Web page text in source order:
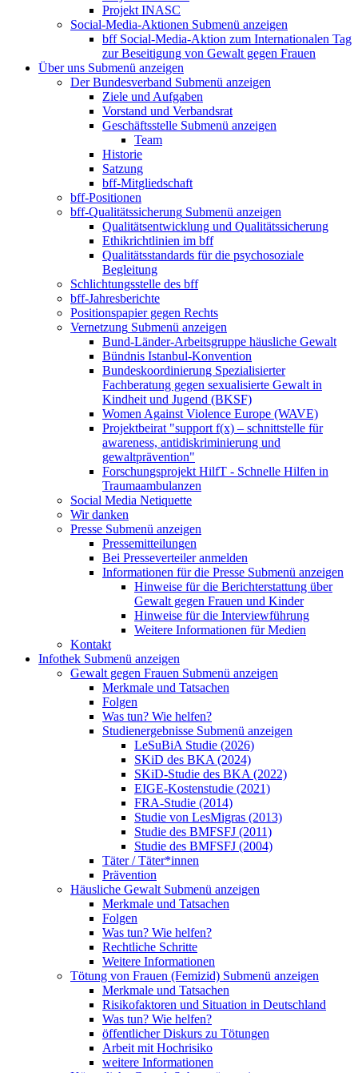
Projekt INASC
Social-Media-Aktionen Submenü anzeigen
bff Social-Media-Aktion zum Internationalen Tag
zur Beseitigung von Gewalt gegen Frauen
Über uns Submenü anzeigen
Der Bundesverband Submenü anzeigen
Ziele und Aufgaben
Vorstand und Verbandsrat
Geschäftsstelle Submenü anzeigen
Team
Historie
Satzung
bff-Mitgliedschaft
bff-Positionen
bff-Qualitätssicherung Submenü anzeigen
Qualitätsentwicklung und Qualitätssicherung
Ethikrichtlinien im bff
Qualitätsstandards für die psychosoziale
Begleitung
Schlichtungsstelle des bff
bff-Jahresberichte
Positionspapier gegen Rechts
Vernetzung Submenü anzeigen
Bund-Länder-Arbeitsgruppe häusliche Gewalt
Bündnis Istanbul-Konvention
Bundeskoordinierung Spezialisierter
Fachberatung gegen sexualisierte Gewalt in
Kindheit und Jugend (BKSF)
Women Against Violence Europe (WAVE)
Projektbeirat "support f(x) – schnittstelle für
awareness, antidiskriminierung und
gewaltprävention"
Forschungsprojekt HilfT - Schnelle Hilfen in
Traumaambulanzen
Social Media Netiquette
Wir danken
Presse Submenü anzeigen
Pressemitteilungen
Bei Presseverteiler anmelden
Informationen für die Presse Submenü anzeigen
Hinweise für die Berichterstattung über
Gewalt gegen Frauen und Kinder
Hinweise für die Interviewführung
Weitere Informationen für Medien
Kontakt
Infothek Submenü anzeigen
Gewalt gegen Frauen Submenü anzeigen
Merkmale und Tatsachen
Folgen
Was tun? Wie helfen?
Studienergebnisse Submenü anzeigen
LeSuBiA Studie (2026)
SKiD des BKA (2024)
SKiD-Studie des BKA (2022)
EIGE-Kostenstudie (2021)
FRA-Studie (2014)
Studie von LesMigras (2013)
Studie des BMFSFJ (2011)
Studie des BMFSFJ (2004)
Täter / Täter*innen
Prävention
Häusliche Gewalt Submenü anzeigen
Merkmale und Tatsachen
Folgen
Was tun? Wie helfen?
Rechtliche Schritte
Weitere Informationen
Tötung von Frauen (Femizid) Submenü anzeigen
Merkmale und Tatsachen
Risikofaktoren und Situation in Deutschland
Was tun? Wie helfen?
öffentlicher Diskurs zu Tötungen
Arbeit mit Hochrisiko
weitere Informationen